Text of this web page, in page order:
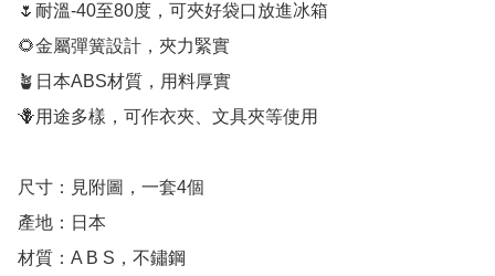
🌷耐溫-40至80度，可夾好袋口放進冰箱
🌻金屬彈簧設計，夾力緊實
🪴日本ABS材質，用料厚實
🪻用途多樣，可作衣夾、文具夾等使用
尺寸：見附圖，一套4個
產地：日本
材質：A B S，不鏽鋼